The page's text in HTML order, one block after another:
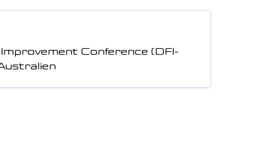
Conference (DFI-